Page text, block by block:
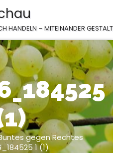
HANDELN – MITEINANDER
gegen Rechtes
1 (1)